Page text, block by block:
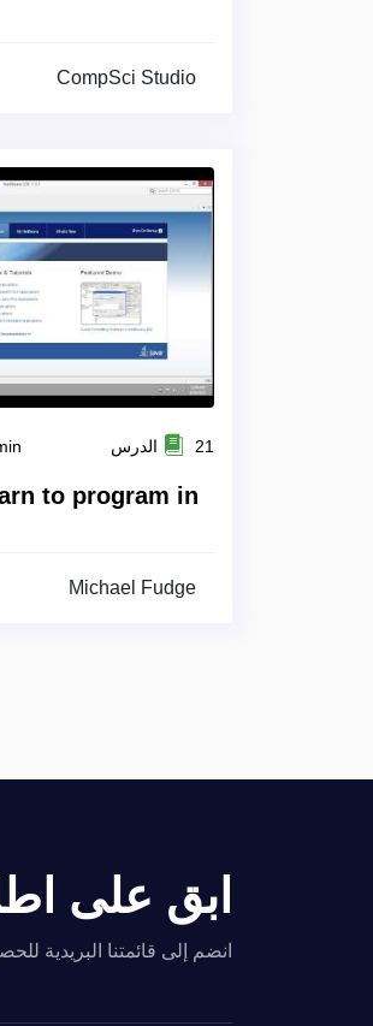
CompSci Studio
21 الدرس
to program in
Michael Fudge
ابق على
انضم إلى قائمتنا البريدية